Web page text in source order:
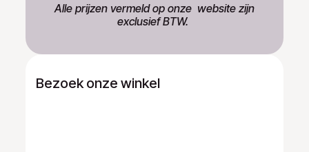
​Alle prijzen vermeld op onze ​website zijn
exclusief BTW.
Bezoek onze winkel